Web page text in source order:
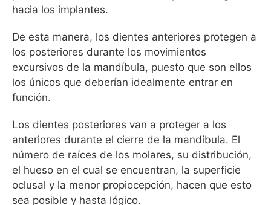
hacia los implantes.
De esta manera, los dientes anteriores protegen a
los posteriores durante los movimientos
excursivos de la mandíbula, puesto que son ellos
los únicos que deberían idealmente entrar en
función.
Los dientes posteriores van a proteger a los
anteriores durante el cierre de la mandíbula. El
número de raíces de los molares, su distribución,
el hueso en el cual se encuentran, la superficie
oclusal y la menor propiocepción, hacen que esto
sea posible y hasta lógico.